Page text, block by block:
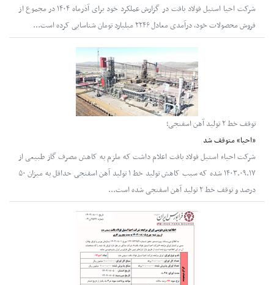
شرکت احیا استیل فولاد بافت در گزارش عملکرد خود برای آذرماه ۱۴۰۴ در مجموع از
فروش محصولات خود، درآمدی معادل ۲۲۴۶ میلیارد تومان شناسایی کرده است...
توقف خط ۲ تولید آهن اسفنجی؛
«احیا» متوقف شد
شرکت احیاء استیل فولاد بافت اعلام داشت که ملزم به کاهش مصرف گاز طبیعی از
۱۴۰۳.۰۹.۱۷ شده که سبب کاهش تولید خط ۱ تولید آهن اسفنجی حداقل به میزان ۵۰
درصد و توقف خط ۲ تولید آهن اسفنجی شده است...